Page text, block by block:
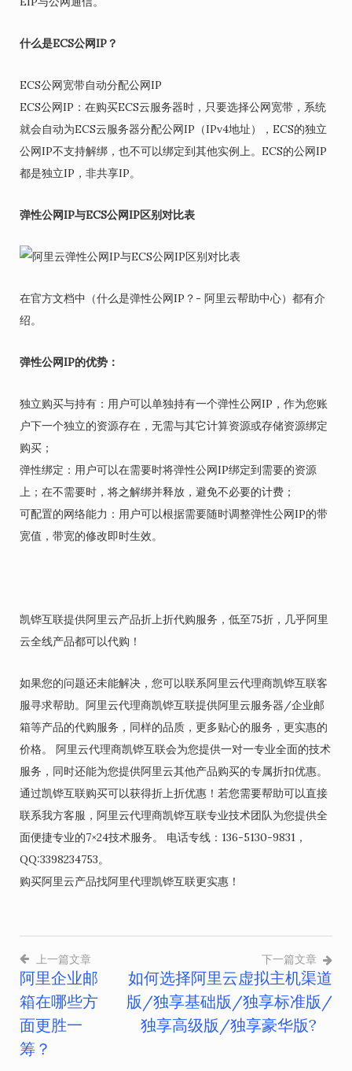
什么是ECS公网IP？
ECS公网宽带自动分配公网IP
ECS公网IP：在购买ECS云服务器时，只要选择公网宽带，系统
就会自动为ECS云服务器分配公网IP（IPv4地址），ECS的独立
公网IP不支持解绑，也不可以绑定到其他实例上。ECS的公网IP
都是独立IP，非共享IP。
弹性公网IP与ECS公网IP区别对比表
在官方文档中（什么是弹性公网IP？- 阿里云帮助中心）都有介
绍。
弹性公网IP的优势：
独立购买与持有：用户可以单独持有一个弹性公网IP，作为您账
户下一个独立的资源存在，无需与其它计算资源或存储资源绑定
购买；
弹性绑定：用户可以在需要时将弹性公网IP绑定到需要的资源
上；在不需要时，将之解绑并释放，避免不必要的计费；
可配置的网络能力：用户可以根据需要随时调整弹性公网IP的带
宽值，带宽的修改即时生效。
凯铧互联提供阿里云产品折上折代购服务，低至75折，几乎阿里
云全线产品都可以代购！
如果您的问题还未能解决，您可以联系阿里云代理商凯铧互联客
服寻求帮助。阿里云代理商凯铧互联提供阿里云服务器/企业邮
箱等产品的代购服务，同样的品质，更多贴心的服务，更实惠的
价格。 阿里云代理商凯铧互联会为您提供一对一专业全面的技术
服务，同时还能为您提供阿里云其他产品购买的专属折扣优惠。
通过凯铧互联购买可以获得折上折优惠！若您需要帮助可以直接
联系我方客服，阿里云代理商凯铧互联专业技术团队为您提供全
面便捷专业的7×24技术服务。 电话专线：136-5130-9831，
QQ:3398234753。
购买阿里云产品找阿里代理凯铧互联更实惠！
文
章
导
上一篇文章
阿里企业邮
箱在哪些方
面更胜一
筹？
下一篇文章
如何选择阿里云虚拟主机渠道
版/独享基础版/独享标准版/
独享高级版/独享豪华版?